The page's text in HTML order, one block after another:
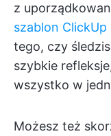
z
szablon
tego, czy
szybkie
wszystko w
Możesz też